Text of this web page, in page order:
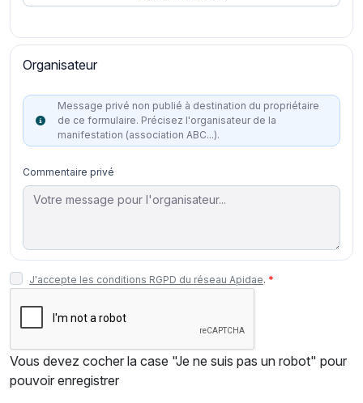
Organisateur
Message privé non publié à destination du propriétaire
de ce formulaire. Précisez l'organisateur de la
manifestation (association ABC...).
Commentaire privé
J'accepte les conditions RGPD du réseau Apidae.
Vous devez cocher la case "Je ne suis pas un robot" pour
pouvoir enregistrer